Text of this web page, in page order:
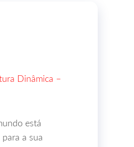
Dinâmica –
está
a sua